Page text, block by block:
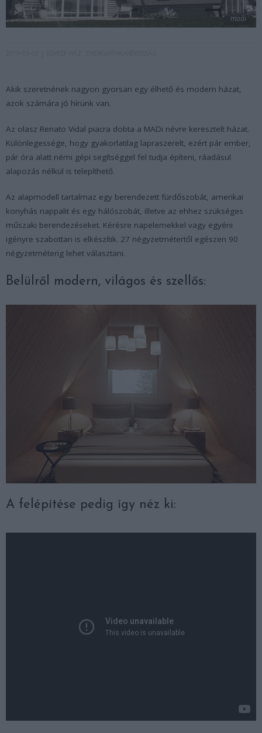
madi
Akik szeretnének nagyon gyorsan egy élhető és modern házat,
azok számára jó hírünk van.
Az olasz Renato Vidal piacra dobta a MADi névre keresztelt házat.
Különlegessége, hogy gyakorlatilag lapraszerelt, ezért pár ember,
pár óra alatt némi gépi segítséggel fel tudja építeni, ráadásul
alapozás nélkül is telepíthető.
Az alapmodell tartalmaz egy berendezett fürdőszobát, amerikai
konyhás nappalit és egy hálószobát, illetve az ehhez szükséges
műszaki berendezéseket. Kérésre napelemekkel vagy egyéni
igényre szabottan is elkészítik. 27 négyzetmétertől egészen 90
négyzetméterig lehet választani.
Belülről modern, világos és szellős:
A felépítése pedig így néz ki: